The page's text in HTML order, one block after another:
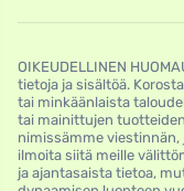
OIKEUDELLINEN
​​tietoja ja sisältöä.
tai minkäänlaista
tai mainittujen
nimissämme viestinnän,
ilmoita siitä meille
ja ajantasaista tietoa,